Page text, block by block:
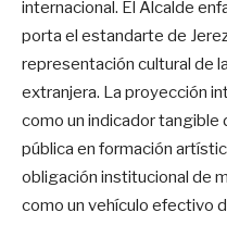
internacional. El Alcalde
porta el estandarte de
representación cultural de
extranjera. La proyección
como un indicador tangible
pública en formación
obligación institucional de
como un vehículo efectivo